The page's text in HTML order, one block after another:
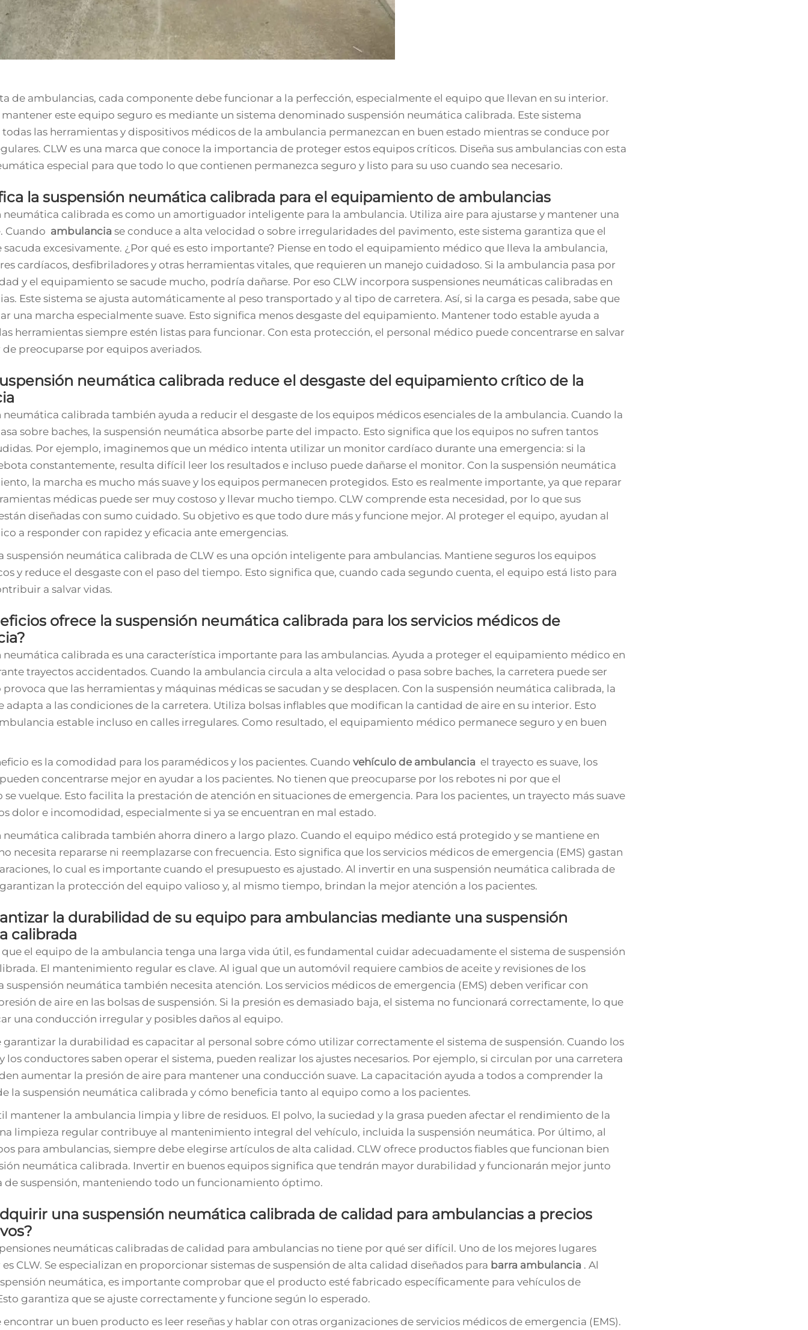
de ambulancias, cada componente debe funcionar a la perfección, especialmente el equipo que llevan en su interior.
este equipo seguro es mediante un sistema denominado suspensión neumática calibrada. Este sistema
las herramientas y dispositivos médicos de la ambulancia permanezcan en buen estado mientras se conduce por
CLW es una marca que conoce la importancia de proteger estos equipos críticos. Diseña sus ambulancias con esta
especial para que todo lo que contienen permanezca seguro y listo para su uso cuando sea necesario.
la suspensión neumática calibrada para el equipamiento de ambulancias
neumática calibrada es como un amortiguador inteligente para la ambulancia. Utiliza aire para ajustarse y mantener una
Cuando ambulancia se conduce a alta velocidad o sobre irregularidades del pavimento, este sistema garantiza que el
sacuda excesivamente. ¿Por qué es esto importante? Piense en todo el equipamiento médico que lleva la ambulancia,
cardíacos, desfibriladores y otras herramientas vitales, que requieren un manejo cuidadoso. Si la ambulancia pasa por
y el equipamiento se sacude mucho, podría dañarse. Por eso CLW incorpora suspensiones neumáticas calibradas en
Este sistema se ajusta automáticamente al peso transportado y al tipo de carretera. Así, si la carga es pesada, sabe que
una marcha especialmente suave. Esto significa menos desgaste del equipamiento. Mantener todo estable ayuda a
herramientas siempre estén listas para funcionar. Con esta protección, el personal médico puede concentrarse en salvar
preocuparse por equipos averiados.
neumática calibrada reduce el desgaste del equipamiento crítico de la
neumática calibrada también ayuda a reducir el desgaste de los equipos médicos esenciales de la ambulancia. Cuando la
sobre baches, la suspensión neumática absorbe parte del impacto. Esto significa que los equipos no sufren tantos
Por ejemplo, imaginemos que un médico intenta utilizar un monitor cardíaco durante una emergencia: si la
constantemente, resulta difícil leer los resultados e incluso puede dañarse el monitor. Con la suspensión neumática
la marcha es mucho más suave y los equipos permanecen protegidos. Esto es realmente importante, ya que reparar
médicas puede ser muy costoso y llevar mucho tiempo. CLW comprende esta necesidad, por lo que sus
diseñadas con sumo cuidado. Su objetivo es que todo dure más y funcione mejor. Al proteger el equipo, ayudan al
a responder con rapidez y eficacia ante emergencias.
suspensión neumática calibrada de CLW es una opción inteligente para ambulancias. Mantiene seguros los equipos
y reduce el desgaste con el paso del tiempo. Esto significa que, cuando cada segundo cuenta, el equipo está listo para
a salvar vidas.
ofrece la suspensión neumática calibrada para los servicios médicos de
neumática calibrada es una característica importante para las ambulancias. Ayuda a proteger el equipamiento médico en
trayectos accidentados. Cuando la ambulancia circula a alta velocidad o pasa sobre baches, la carretera puede ser
que las herramientas y máquinas médicas se sacudan y se desplacen. Con la suspensión neumática calibrada, la
adapta a las condiciones de la carretera. Utiliza bolsas inflables que modifican la cantidad de aire en su interior. Esto
estable incluso en calles irregulares. Como resultado, el equipamiento médico permanece seguro y en buen
es la comodidad para los paramédicos y los pacientes. Cuando vehículo de ambulancia el trayecto es suave, los
concentrarse mejor en ayudar a los pacientes. No tienen que preocuparse por los rebotes ni por que el
vuelque. Esto facilita la prestación de atención en situaciones de emergencia. Para los pacientes, un trayecto más suave
dolor e incomodidad, especialmente si ya se encuentran en mal estado.
neumática calibrada también ahorra dinero a largo plazo. Cuando el equipo médico está protegido y se mantiene en
necesita repararse ni reemplazarse con frecuencia. Esto significa que los servicios médicos de emergencia (EMS) gastan
lo cual es importante cuando el presupuesto es ajustado. Al invertir en una suspensión neumática calibrada de
garantizan la protección del equipo valioso y, al mismo tiempo, brindan la mejor atención a los pacientes.
la durabilidad de su equipo para ambulancias mediante una suspensión
calibrada
que el equipo de la ambulancia tenga una larga vida útil, es fundamental cuidar adecuadamente el sistema de suspensión
El mantenimiento regular es clave. Al igual que un automóvil requiere cambios de aceite y revisiones de los
suspensión neumática también necesita atención. Los servicios médicos de emergencia (EMS) deben verificar con
de aire en las bolsas de suspensión. Si la presión es demasiado baja, el sistema no funcionará correctamente, lo que
una conducción irregular y posibles daños al equipo.
la durabilidad es capacitar al personal sobre cómo utilizar correctamente el sistema de suspensión. Cuando los
los conductores saben operar el sistema, pueden realizar los ajustes necesarios. Por ejemplo, si circulan por una carretera
aumentar la presión de aire para mantener una conducción suave. La capacitación ayuda a todos a comprender la
la suspensión neumática calibrada y cómo beneficia tanto al equipo como a los pacientes.
mantener la ambulancia limpia y libre de residuos. El polvo, la suciedad y la grasa pueden afectar el rendimiento de la
limpieza regular contribuye al mantenimiento integral del vehículo, incluida la suspensión neumática. Por último, al
para ambulancias, siempre debe elegirse artículos de alta calidad. CLW ofrece productos fiables que funcionan bien
neumática calibrada. Invertir en buenos equipos significa que tendrán mayor durabilidad y funcionarán mejor junto
de suspensión, manteniendo todo un funcionamiento óptimo.
una suspensión neumática calibrada de calidad para ambulancias a precios
neumáticas calibradas de calidad para ambulancias no tiene por qué ser difícil. Uno de los mejores lugares
CLW. Se especializan en proporcionar sistemas de suspensión de alta calidad diseñados para barra ambulancia . Al
neumática, es importante comprobar que el producto esté fabricado específicamente para vehículos de
garantiza que se ajuste correctamente y funcione según lo esperado.
un buen producto es leer reseñas y hablar con otras organizaciones de servicios médicos de emergencia (EMS).